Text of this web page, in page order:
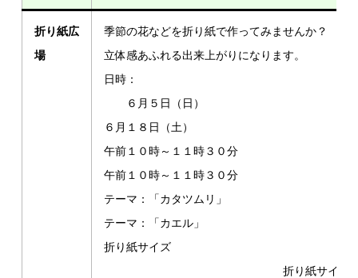
折り紙広
場
季節の花などを折り紙で作ってみませんか？
立体感あふれる出来上がりになります。
日時：
６月５日（日）
６月１８日（土）
午前１０時～１１時３０分
午前１０時～１１時３０分
テーマ：「カタツムリ」
テーマ：「カエル」
折り紙サイズ
折り紙サイズ